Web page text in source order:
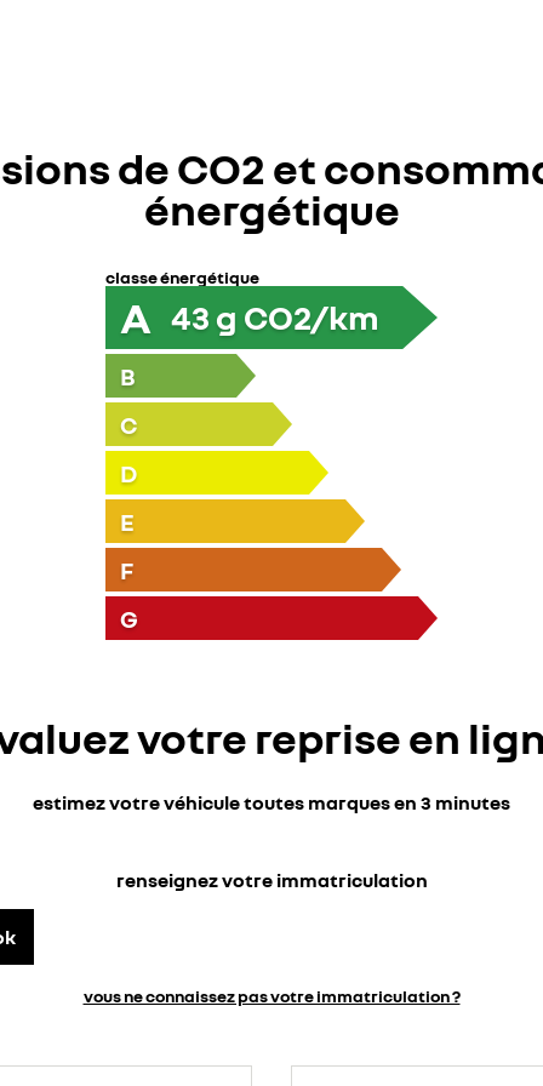
de CO2 et
énergétique
classe énergétique
A 43 g CO2/km
B
C
D
E
F
G
votre reprise en
estimez votre véhicule toutes marques en 3 minutes
renseignez votre immatriculation
vous ne connaissez pas votre immatriculation ?